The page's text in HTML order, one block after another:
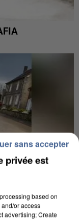
privée est
based on
or access
advertising; Create
sans accepter